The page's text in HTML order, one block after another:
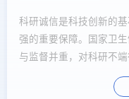
科研诚信是科技创新的
强的重要保障。国家卫
与监督并重，对科研不
诚信专项治理，积极营
科研诚信专项治理的工